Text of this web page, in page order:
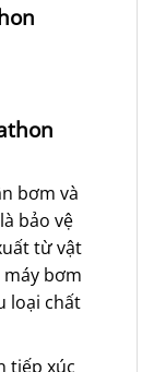
bơm và
bảo vệ
từ vật
bơm
loại chất
tiếp xúc